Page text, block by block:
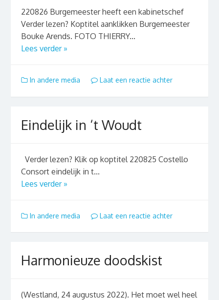
220826 Burgemeester heeft een kabinetschef
Verder lezen? Koptitel aanklikken Burgemeester
Bouke Arends. FOTO THIERRY...
Lees verder »
In andere media Laat een reactie achter
Eindelijk in ‘t Woudt
Verder lezen? Klik op koptitel 220825 Costello
Consort eindelijk in t...
Lees verder »
In andere media Laat een reactie achter
Harmonieuze doodskist
(Westland, 24 augustus 2022). Het moet wel heel